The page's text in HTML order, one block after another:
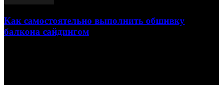
Как самостоятельно выполнить обшивку
балкона сайдингом